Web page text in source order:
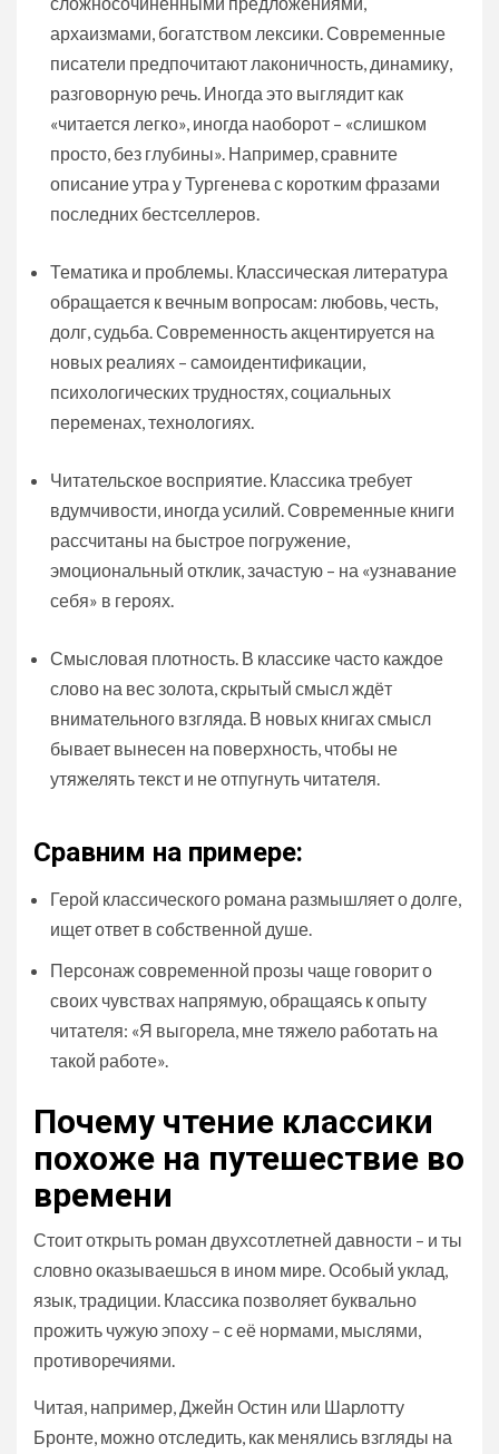
архаизмами, богатством лексики. Современные
писатели предпочитают лаконичность, динамику,
разговорную речь. Иногда это выглядит как
«читается легко», иногда наоборот – «слишком
просто, без глубины». Например, сравните
описание утра у Тургенева с коротким фразами
последних бестселлеров.
Тематика и проблемы. Классическая литература
обращается к вечным вопросам: любовь, честь,
долг, судьба. Современность акцентируется на
новых реалиях – самоидентификации,
психологических трудностях, социальных
переменах, технологиях.
Читательское восприятие. Классика требует
вдумчивости, иногда усилий. Современные книги
рассчитаны на быстрое погружение,
эмоциональный отклик, зачастую – на «узнавание
себя» в героях.
Смысловая плотность. В классике часто каждое
слово на вес золота, скрытый смысл ждёт
внимательного взгляда. В новых книгах смысл
бывает вынесен на поверхность, чтобы не
утяжелять текст и не отпугнуть читателя.
Сравним на примере:
Герой классического романа размышляет о долге,
ищет ответ в собственной душе.
Персонаж современной прозы чаще говорит о
своих чувствах напрямую, обращаясь к опыту
читателя: «Я выгорела, мне тяжело работать на
такой работе».
Почему чтение классики
похоже на путешествие во
времени
Стоит открыть роман двухсотлетней давности – и ты
словно оказываешься в ином мире. Особый уклад,
язык, традиции. Классика позволяет буквально
прожить чужую эпоху – с её нормами, мыслями,
противоречиями.
Читая, например, Джейн Остин или Шарлотту
Бронте, можно отследить, как менялись взгляды на